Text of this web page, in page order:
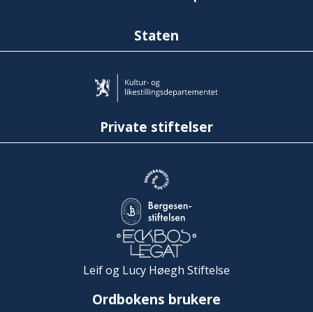
Staten
Private stiftelser
Leif og Lucy Høegh Stiftelse
Ordbokens brukere